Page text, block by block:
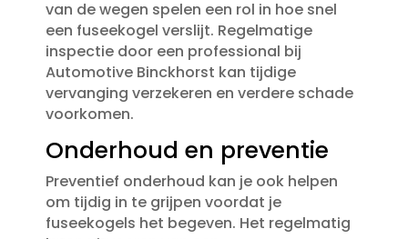
van de wegen spelen een rol in hoe snel
een fuseekogel verslijt.​ Regelmatige
inspectie door een professional bij
Automotive Binckhorst kan tijdige
vervanging verzekeren en verdere schade
voorkomen.​
Onderhoud en preventie
Preventief onderhoud kan je ook helpen
om tijdig in te grijpen voordat je
fuseekogels het begeven.​ Het regelmatig